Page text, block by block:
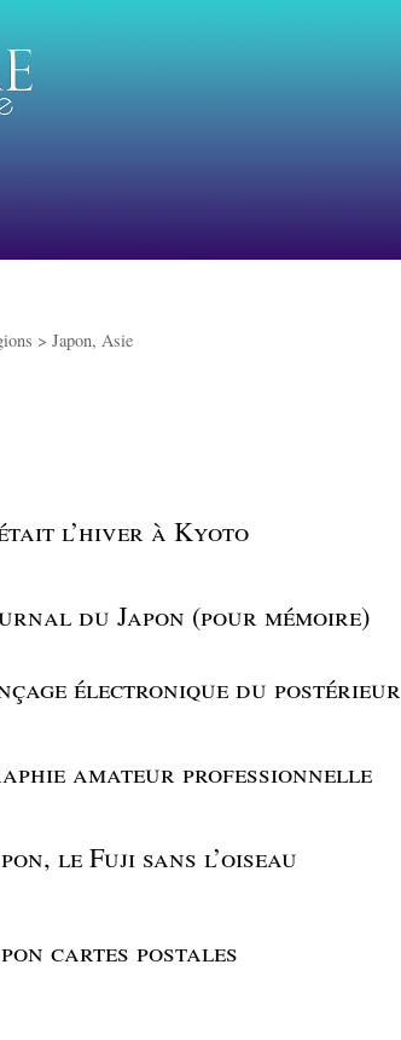
> Japon, Asie
l’hiver à Kyoto
du Japon (pour mémoire)
électronique du postérieur
amateur professionnelle
le Fuji sans l’oiseau
cartes postales